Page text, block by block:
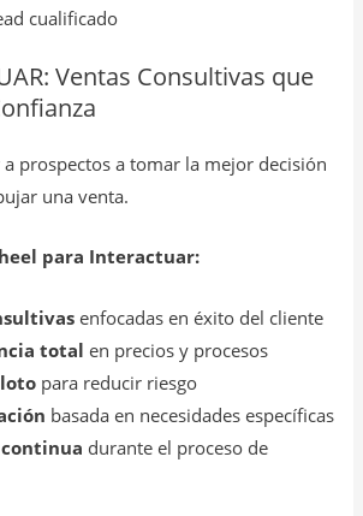
cualificado
Ventas Consultivas que
prospectos a tomar la mejor decisión
una venta.
para Interactuar:
enfocadas en éxito del cliente
total en precios y procesos
para reducir riesgo
basada en necesidades específicas
durante el proceso de